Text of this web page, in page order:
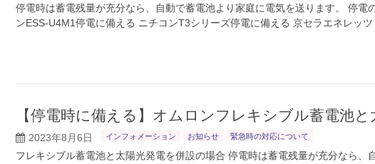
停電時は蓄電残量が充分なら、自動で蓄電池より家庭に電気を送ります。 停
ンESS-U4M1停電に備える ニチコンT3シリーズ停電に備える 京セラエネレッツ
【停電時に備える】オムロンフレキシブル蓄電池
2023年8月6日 インフォメーション お知らせ 緊急時の対応について
フレキシブル蓄電池と太陽光発電を併設の場合 停電時は蓄電残量が充分なら